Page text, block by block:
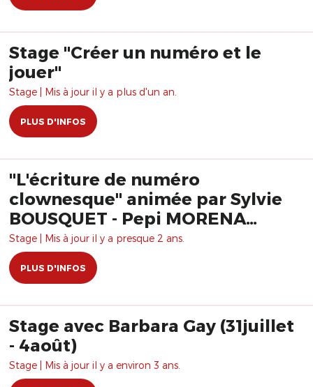
Stage "Créer un numéro et le
jouer"
Stage | Mis à jour il y a plus d'un an.
PLUS D'INFOS
"L'écriture de numéro
clownesque" animée par Sylvie
BOUSQUET - Pepi MORENA
Formation
Stage | Mis à jour il y a presque 2 ans.
PLUS D'INFOS
Stage avec Barbara Gay (31juillet
- 4août)
Stage | Mis à jour il y a environ 3 ans.